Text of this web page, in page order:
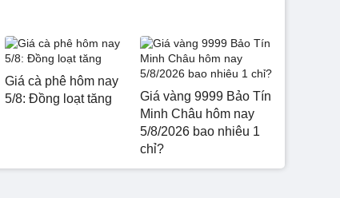
Giá cà phê hôm nay
5/8: Đồng loạt tăng
Giá vàng 9999 Bảo Tín
Minh Châu hôm nay
5/8/2026 bao nhiêu 1
chỉ?